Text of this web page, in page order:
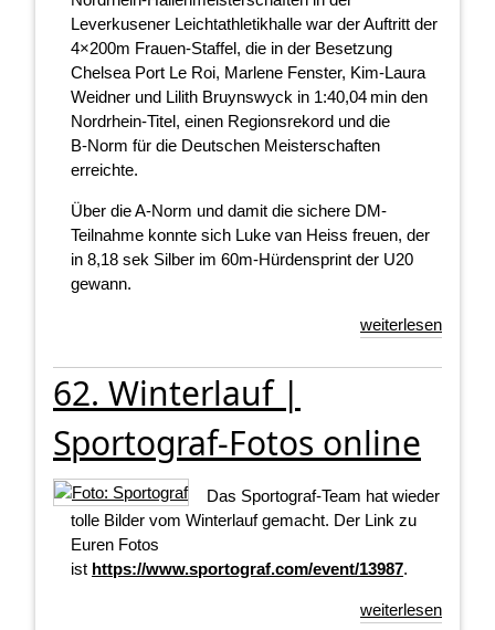
Leverkusener Leichtathletikhalle war der Auftritt der
4×200m Frauen-Staffel, die in der Besetzung
Chelsea Port Le Roi, Marlene Fenster, Kim-Laura
Weidner und Lilith Bruynswyck in 1:40,04 min den
Nordrhein‑Titel, einen Regionsrekord und die
B‑Norm für die Deutschen Meisterschaften
erreichte.
Über die A-Norm und damit die sichere DM-
Teilnahme konnte sich Luke van Heiss freuen, der
in 8,18 sek Silber im 60m-Hürdensprint der U20
gewann.
weiterlesen
62. Winterlauf |
Sportograf-Fotos online
Das Sportograf-Team hat wieder
tolle Bilder vom Winterlauf gemacht. Der Link zu
Euren Fotos
ist https://www.sportograf.com/event/13987.
weiterlesen